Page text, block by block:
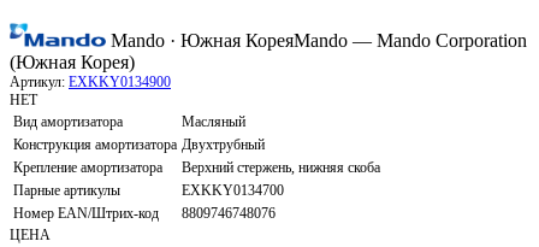
Mando · Южная КореяMando — Mando Corporation
(Южная Корея)
Артикул: EXKKY0134900
НЕТ
Вид амортизатора
Масляный
Конструкция амортизатора Двухтрубный
Крепление амортизатора
Верхний стержень, нижняя скоба
Парные артикулы
EXKKY0134700
Номер EAN/Штрих-код
8809746748076
ЦЕНА